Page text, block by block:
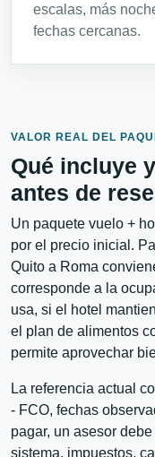
escalas, más
fechas cercanas.
VALOR REAL DEL
Qué incluye
antes de
Un paquete vuelo +
por el precio inicial.
Quito a Roma
corresponde a la
usa, si el hotel
el plan de alimentos
permite aprovechar
La referencia actual
- FCO, fechas
pagar, un asesor
sistema, impuestos,